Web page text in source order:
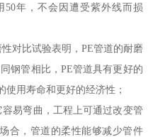
年，不会因遭受紫外线而损
对比试验表明，PE管道的耐磨
钢管相比，PE管道具有更好的
使用寿命和更好的经济性；
易弯曲，工程上可通过改变管
合，管道的柔性能够减少管件